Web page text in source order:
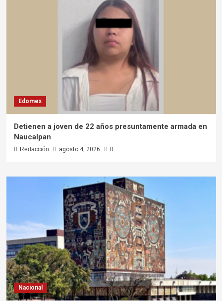
Edomex
Detienen a joven de 22 años presuntamente armada en
Naucalpan
Redacción agosto 4, 2026 0
Nacional